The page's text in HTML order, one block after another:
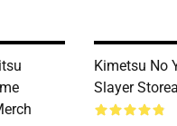
Kimetsu No
Slayer